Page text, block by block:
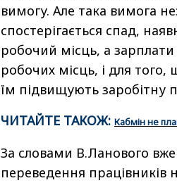
вимогу. Але така вимога
спостерігається спад,
робочий місць, а
робочих місць, і для
їм підвищують заробітну
ЧИТАЙТЕ ТАКОЖ: Кабмін не
За словами В.Ланового
переведення працівників